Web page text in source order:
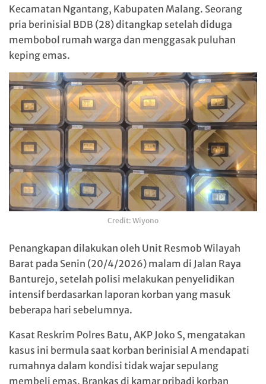
Kecamatan Ngantang, Kabupaten Malang. Seorang
pria berinisial BDB (28) ditangkap setelah diduga
membobol rumah warga dan menggasak puluhan
keping emas.
Credit: Wiyono
Penangkapan dilakukan oleh Unit Resmob Wilayah
Barat pada Senin (20/4/2026) malam di Jalan Raya
Banturejo, setelah polisi melakukan penyelidikan
intensif berdasarkan laporan korban yang masuk
beberapa hari sebelumnya.
Kasat Reskrim Polres Batu, AKP Joko S, mengatakan
kasus ini bermula saat korban berinisial A mendapati
rumahnya dalam kondisi tidak wajar sepulang
membeli emas. Brankas di kamar pribadi korban